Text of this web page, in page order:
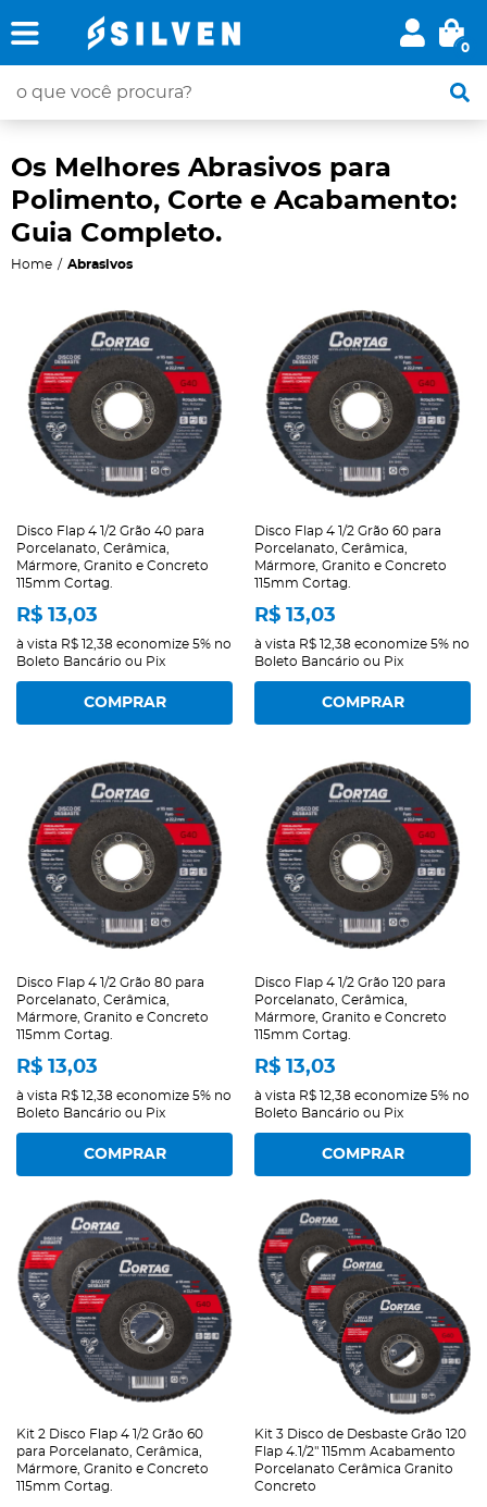
0
Os Melhores Abrasivos para
Polimento, Corte e Acabamento:
Guia Completo.
Home Abrasivos
Disco Flap 4 1/2 Grão 40 para
Porcelanato, Cerâmica,
Mármore, Granito e Concreto
115mm Cortag.
R$ 13,03
à vista R$ 12,38 economize 5% no
Boleto Bancário ou Pix
COMPRAR
Disco Flap 4 1/2 Grão 60 para
Porcelanato, Cerâmica,
Mármore, Granito e Concreto
115mm Cortag.
R$ 13,03
à vista R$ 12,38 economize 5% no
Boleto Bancário ou Pix
COMPRAR
Disco Flap 4 1/2 Grão 80 para
Porcelanato, Cerâmica,
Mármore, Granito e Concreto
115mm Cortag.
R$ 13,03
à vista R$ 12,38 economize 5% no
Boleto Bancário ou Pix
COMPRAR
Disco Flap 4 1/2 Grão 120 para
Porcelanato, Cerâmica,
Mármore, Granito e Concreto
115mm Cortag.
R$ 13,03
à vista R$ 12,38 economize 5% no
Boleto Bancário ou Pix
COMPRAR
Kit 2 Disco Flap 4 1/2 Grão 60
para Porcelanato, Cerâmica,
Mármore, Granito e Concreto
115mm Cortag.
Kit 3 Disco de Desbaste Grão 120
Flap 4.1/2" 115mm Acabamento
Porcelanato Cerâmica Granito
Concreto